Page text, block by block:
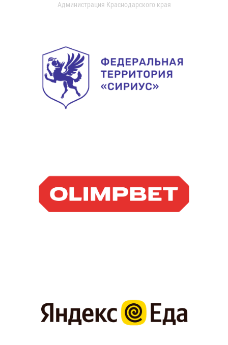
Администрация Краснодарского края